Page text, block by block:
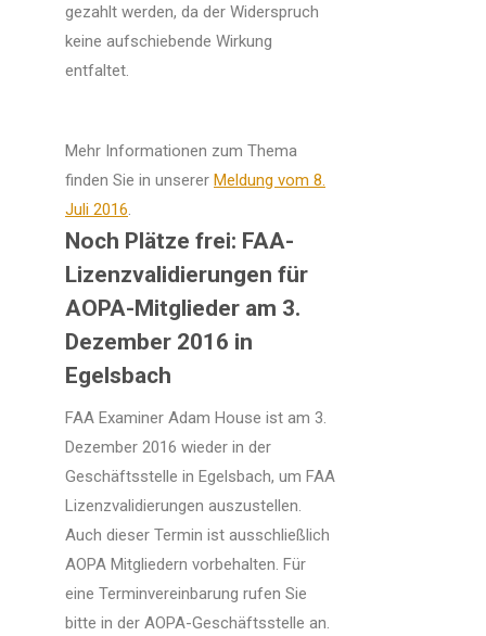
gezahlt werden, da der Widerspruch
keine aufschiebende Wirkung
entfaltet.
Mehr Informationen zum Thema
finden Sie in unserer Meldung vom 8.
Juli 2016.
Noch Plätze frei: FAA-
Lizenzvalidierungen für
AOPA-Mitglieder am 3.
Dezember 2016 in
Egelsbach
FAA Examiner Adam House ist am 3.
Dezember 2016 wieder in der
Geschäftsstelle in Egelsbach, um FAA
Lizenzvalidierungen auszustellen.
Auch dieser Termin ist ausschließlich
AOPA Mitgliedern vorbehalten. Für
eine Terminvereinbarung rufen Sie
bitte in der AOPA-Geschäftsstelle an.